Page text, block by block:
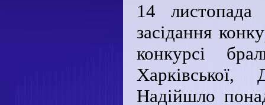
14 листопада
засідання
конкурсі
Харківської,
Надійшло